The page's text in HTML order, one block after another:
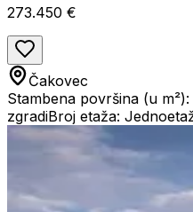
273.450 €
Čakovec
Stambena površina (u
zgradiBroj etaža: